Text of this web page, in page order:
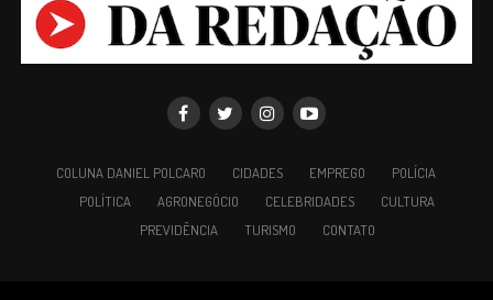
COLUNA DANIEL POLCARO CIDADES EMPREGO
POLÍCIA
POLÍTICA
AGRONEGÓCIO CELEBRIDADES
CULTURA
PREVIDÊNCIA
TURISMO CONTATO